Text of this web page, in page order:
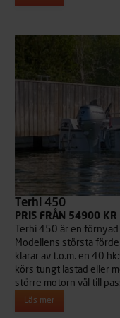
Terhi 450
PRIS FRÅN 54900 KR
Terhi 450 är en
Modellens största
klarar av t.o.m. en 40
körs tungt lastad eller
större motorn väl till
Läs mer